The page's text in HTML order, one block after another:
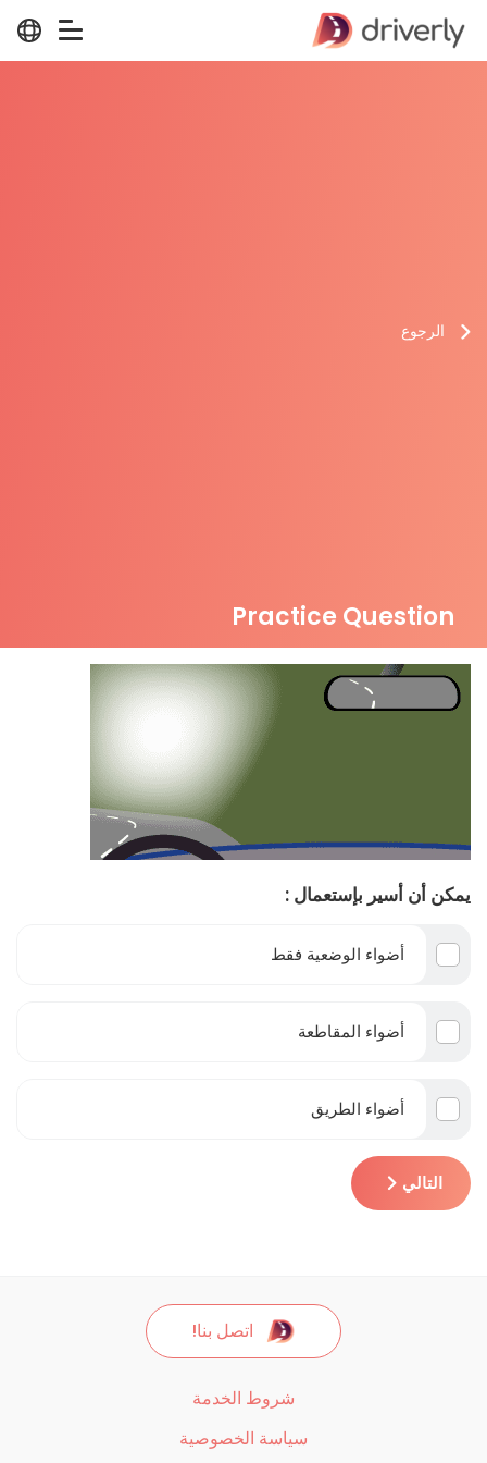
الرجوع
Practice Question
يمكن أن أسير بإستعمال :
أضواء الوضعية فقط
أضواء المقاطعة
أضواء الطريق
التالي
اتصل بنا!
شروط الخدمة
سياسة الخصوصية